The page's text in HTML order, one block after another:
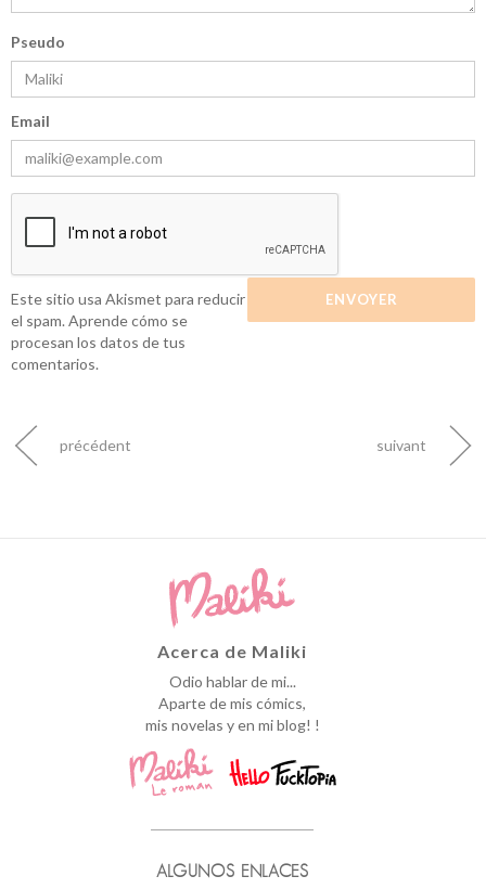
Pseudo
Email
Este sitio usa Akismet para reducir
el spam. Aprende cómo se
procesan los datos de tus
comentarios.
précédent suivant
Acerca de Maliki
Odio hablar de mi...
Aparte de mis cómics,
mis novelas y en mi blog! !
ALGUNOS ENLACES